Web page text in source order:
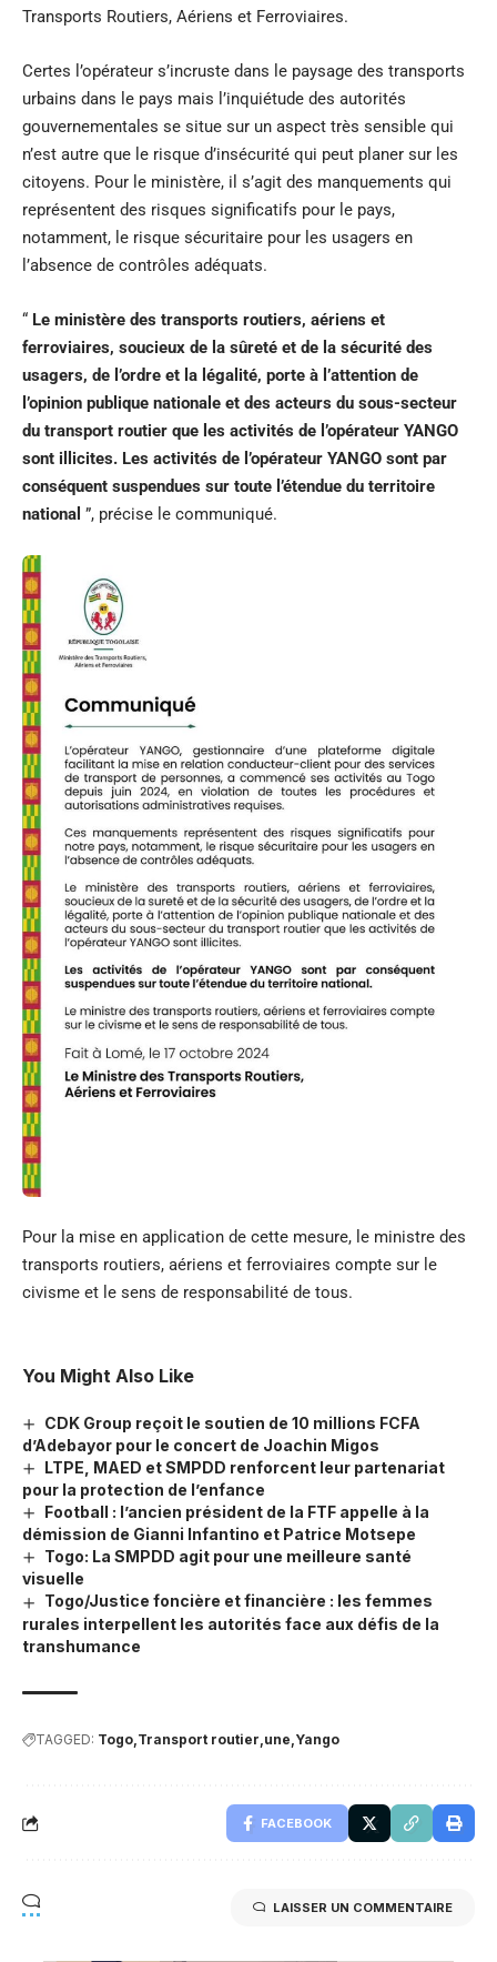
Transports Routiers, Aériens et Ferroviaires.
Certes l’opérateur s’incruste dans le paysage des transports
urbains dans le pays mais l’inquiétude des autorités
gouvernementales se situe sur un aspect très sensible qui
n’est autre que le risque d’insécurité qui peut planer sur les
citoyens. Pour le ministère, il s’agit des manquements qui
représentent des risques significatifs pour le pays,
notamment, le risque sécuritaire pour les usagers en
l’absence de contrôles adéquats.
“ Le ministère des transports routiers, aériens et
ferroviaires, soucieux de la sûreté et de la sécurité des
usagers, de l’ordre et la légalité, porte à l’attention de
l’opinion publique nationale et des acteurs du sous-secteur
du transport routier que les activités de l’opérateur YANGO
sont illicites. Les activités de l’opérateur YANGO sont par
conséquent suspendues sur toute l’étendue du territoire
national ”, précise le communiqué.
Pour la mise en application de cette mesure, le ministre des
transports routiers, aériens et ferroviaires compte sur le
civisme et le sens de responsabilité de tous.
You Might Also Like
CDK Group reçoit le soutien de 10 millions FCFA
d’Adebayor pour le concert de Joachin Migos
LTPE, MAED et SMPDD renforcent leur partenariat
pour la protection de l’enfance
Football : l’ancien président de la FTF appelle à la
démission de Gianni Infantino et Patrice Motsepe
Togo: La SMPDD agit pour une meilleure santé
visuelle
Togo/Justice foncière et financière : les femmes
rurales interpellent les autorités face aux défis de la
transhumance
TAGGED: Togo Transport routier une Yango
FACEBOOK
LAISSER UN COMMENTAIRE